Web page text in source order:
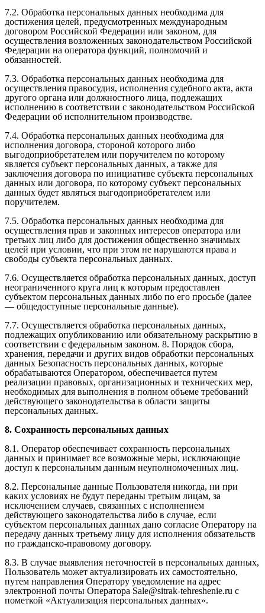
7.2. Обработка персональных данных необходима для
достижения целей, предусмотренных международным
договором Российской Федерации или законом, для
осуществления возложенных законодательством Российской
Федерации на оператора функций, полномочий и
обязанностей.
7.3. Обработка персональных данных необходима для
осуществления правосудия, исполнения судебного акта, акта
другого органа или должностного лица, подлежащих
исполнению в соответствии с законодательством Российской
Федерации об исполнительном производстве.
7.4. Обработка персональных данных необходима для
исполнения договора, стороной которого либо
выгодоприобретателем или поручителем по которому
является субъект персональных данных, а также для
заключения договора по инициативе субъекта персональных
данных или договора, по которому субъект персональных
данных будет являться выгодоприобретателем или
поручителем.
7.5. Обработка персональных данных необходима для
осуществления прав и законных интересов оператора или
третьих лиц либо для достижения общественно значимых
целей при условии, что при этом не нарушаются права и
свободы субъекта персональных данных.
7.6. Осуществляется обработка персональных данных, доступ
неограниченного круга лиц к которым предоставлен
субъектом персональных данных либо по его просьбе (далее
— общедоступные персональные данные).
7.7. Осуществляется обработка персональных данных,
подлежащих опубликованию или обязательному раскрытию в
соответствии с федеральным законом. 8. Порядок сбора,
хранения, передачи и других видов обработки персональных
данных Безопасность персональных данных, которые
обрабатываются Оператором, обеспечивается путем
реализации правовых, организационных и технических мер,
необходимых для выполнения в полном объеме требований
действующего законодательства в области защиты
персональных данных.
8. Сохранность персональных данных
8.1. Оператор обеспечивает сохранность персональных
данных и принимает все возможные меры, исключающие
доступ к персональным данным неуполномоченных лиц.
8.2. Персональные данные Пользователя никогда, ни при
каких условиях не будут переданы третьим лицам, за
исключением случаев, связанных с исполнением
действующего законодательства либо в случае, если
субъектом персональных данных дано согласие Оператору на
передачу данных третьему лицу для исполнения обязательств
по гражданско-правовому договору.
8.3. В случае выявления неточностей в персональных данных,
Пользователь может актуализировать их самостоятельно,
путем направления Оператору уведомление на адрес
электронной почты Оператора Sale@sitrak-tehreshenie.ru с
пометкой «Актуализация персональных данных».